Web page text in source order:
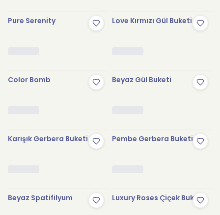
Pure Serenity Love Kırmızı Gül Buketi
Color Bomb Beyaz Gül Buketi
Karışık Gerbera Buketi Pembe Gerbera Buketi
Beyaz Spatifilyum Luxury Roses Çiçek Buketi